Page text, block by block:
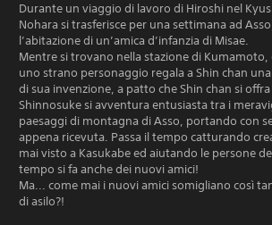
Durante un viaggio di lavoro di Hiroshi nel
Nohara si trasferisce per una settimana ad
l’abitazione di un’amica d’infanzia di Misae.
Mentre si trovano nella stazione di
uno strano personaggio regala a Shin chan
di sua invenzione, a patto che Shin chan si
Shinnosuke si avventura entusiasta tra i
paesaggi di montagna di Asso, portando con
appena ricevuta. Passa il tempo catturando
mai visto a Kasukabe ed aiutando le persone
tempo si fa anche dei nuovi amici!
Ma... come mai i nuovi amici somigliano così
di asilo?!